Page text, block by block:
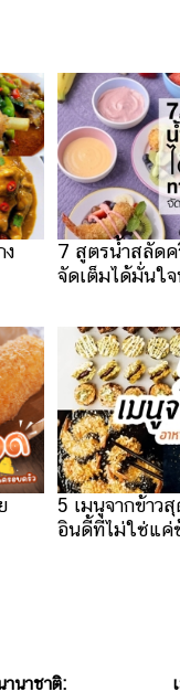
7 สูตรน้ำสลัดค
จัดเต็มได้มั่นใ
5 เมนูจากข้าว
อินดี้ที่ไม่ใช่แค่
านาชาติ: